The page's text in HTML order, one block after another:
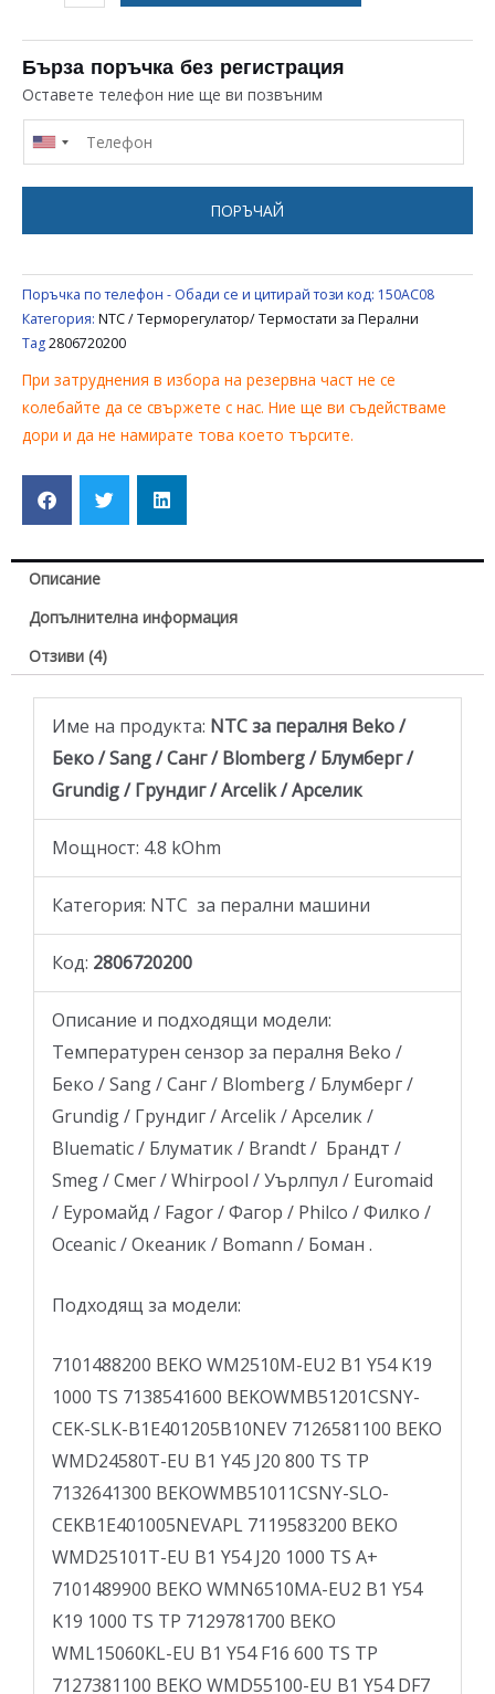
NTC
ЗА
ПЕРАЛНЯ
BEKO
SANG
Бърза поръчка без регистрация
Оставете телефон ние ще ви позвъним
ПОРЪЧАЙ
Поръчка по телефон - Обади се и цитирай този код: 150AC08
Категория: NTC / Терморегулатор/ Термостати за Перални
Tag2806720200
При затруднения в избора на резервна част не се
колебайте да се свържете с нас. Ние ще ви съдействаме
дори и да не намирате това което търсите.
Описание
Допълнителна информация
Отзиви (4)
Име на продукта: NTC за пералня Beko /
Беко / Sang / Санг / Blomberg / Блумберг /
Grundig / Грундиг / Arcelik / Арселик
Мощност: 4.8 kOhm
Категория: NTC за перални машини
Код: 2806720200
Описание и подходящи модели:
Температурен сензор за пералня Beko /
Беко / Sang / Санг / Blomberg / Блумберг /
Grundig / Грундиг / Arcelik / Арселик /
Bluematic / Блуматик / Brandt / Брандт /
Smeg / Смег / Whirpool / Уърлпул / Euromaid
/ Еуромайд / Fagor / Фагор / Philco / Филко /
Oceanic / Океаник / Bomann / Боман .
Подходящ за модели:
7101488200 BEKO WM2510M-EU2 B1 Y54 K19
1000 TS 7138541600 BEKOWMB51201CSNY-
CEK-SLK-B1E401205B10NEV 7126581100 BEKO
WMD24580T-EU B1 Y45 J20 800 TS TP
7132641300 BEKOWMB51011CSNY-SLO-
CEKB1E401005NEVAPL 7119583200 BEKO
WMD25101T-EU B1 Y54 J20 1000 TS A+
7101489900 BEKO WMN6510MA-EU2 B1 Y54
K19 1000 TS TP 7129781700 BEKO
WML15060KL-EU B1 Y54 F16 600 TS TP
7127381100 BEKO WMD55100-EU B1 Y54 DF7